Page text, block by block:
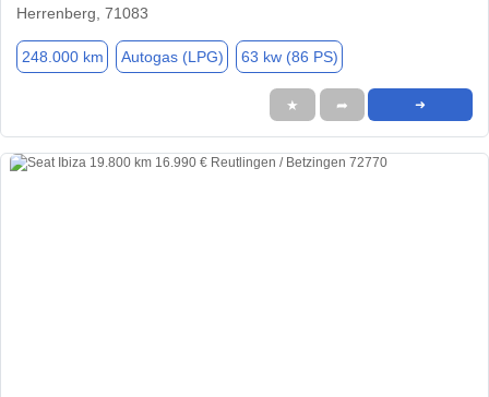
Herrenberg, 71083
248.000 km Autogas (LPG) 63 kw (86 PS)
★ ➦ ➜